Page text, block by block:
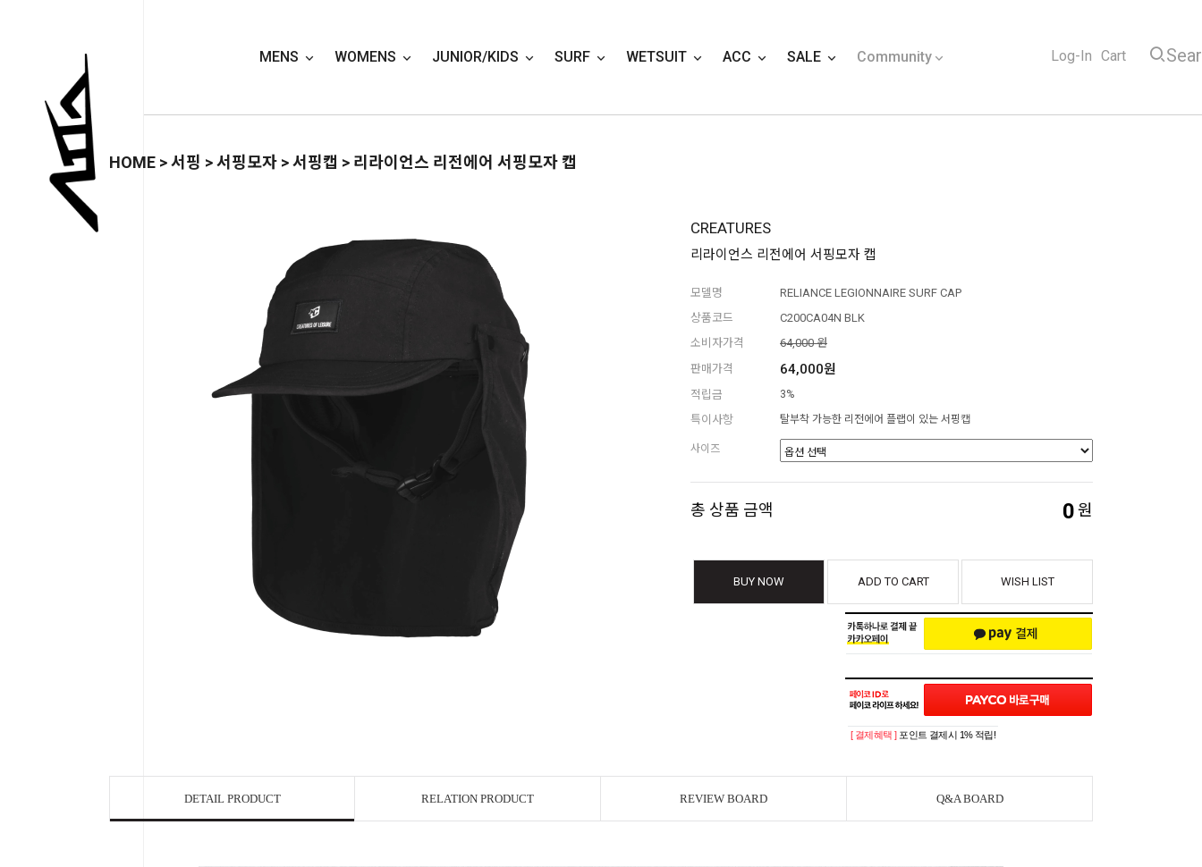
MENS WOMENS JUNIOR/KIDS SURF WETSUIT ACC SALE Community Log-In Cart
HOME >서핑 >서핑모자 >서핑캡 > 리라이언스 리전에어 서핑모자 캡
CREATURES
리라이언스 리전에어 서핑모자 캡
모델명
RELIANCE LEGIONNAIRE SURF CAP
상품코드
C200CA04N BLK
소비자가격
64,000 원
판매가격
64,000원
적립금 3%
특이사항 탈부착 가능한 리전에어 플랩이 있는 서핑캡
사이즈
총 상품 금액 0원
BUY NOW ADD TO CART WISH LIST
[ 결제혜택 ] 포인트 결제시 1% 적립!
DETAIL PRODUCT RELATION PRODUCT REVIEW BOARD Q&A BOARD